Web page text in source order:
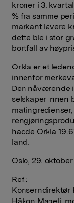
kroner i 3.
% fra samme
markant lavere
dette ble i stor
bortfall av
Orkla er et
innenfor
Den nåværende
selskaper innen
hadde Orkla
land.
Oslo, 29.
Ref.:
Konserndirektør
Håkon Mageli,